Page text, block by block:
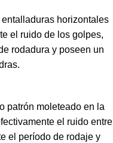
horizontales
el ruido de los golpes,
rodadura y poseen un
patrón moleteado en la
el ruido entre
el período de rodaje y